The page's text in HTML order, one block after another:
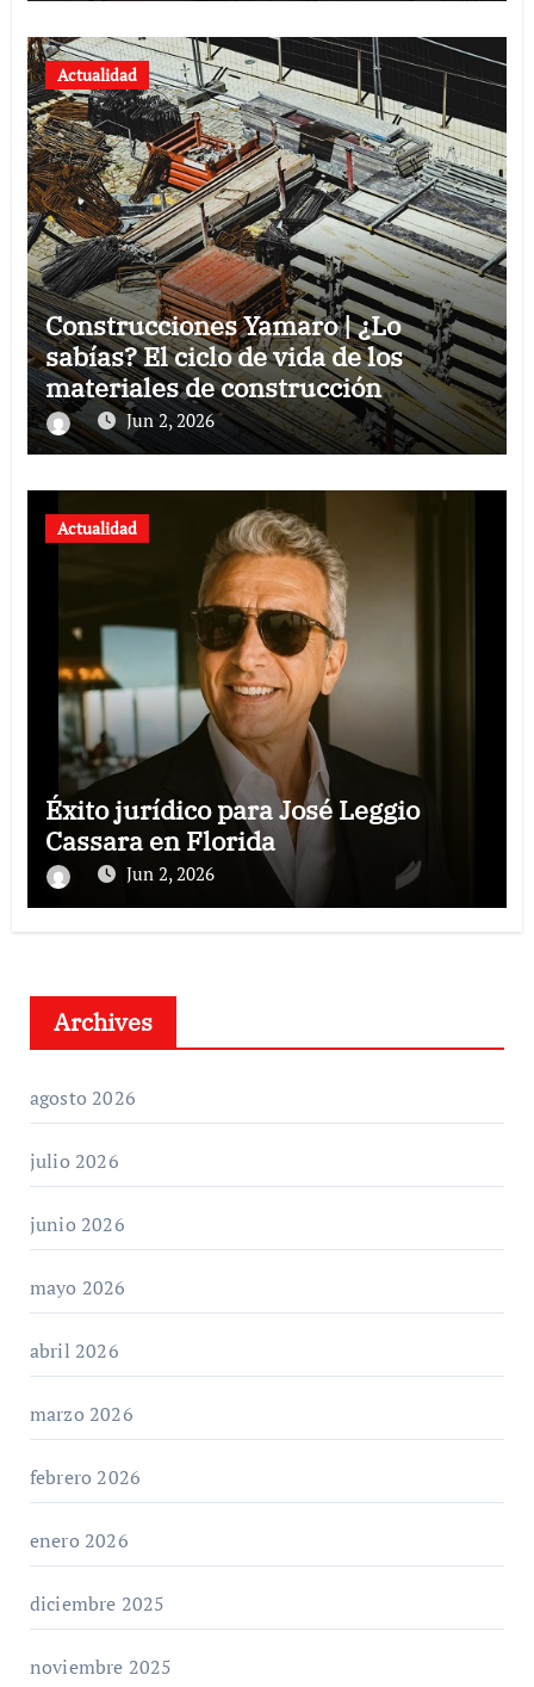
Actualidad
Construcciones Yamaro | ¿Lo
sabías? El ciclo de vida de los
materiales de construcción
revoluciona eficiencia en proyectos
modernos
Jun 2, 2026
Actualidad
Éxito jurídico para José Leggio
Cassara en Florida
Jun 2, 2026
Archives
agosto 2026
julio 2026
junio 2026
mayo 2026
abril 2026
marzo 2026
febrero 2026
enero 2026
diciembre 2025
noviembre 2025